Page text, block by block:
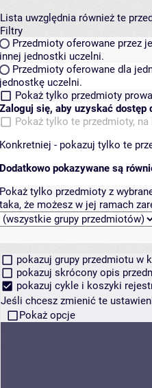
Lista uwzględnia również te
Filtry
Przedmioty oferowane przez
innej jednostki uczelni.
Przedmioty oferowane dla
jednostkę uczelni.
Pokaż tylko przedmioty
Zaloguj się, aby uzyskać dostęp
Pokaż tylko te przedmioty,
Konkretniej - pokazuj tylko te
Dodatkowo pokazywane są
Pokaż tylko przedmioty z
taka, że możesz w jej ramach
pokazuj grupy przedmiotu w
pokazuj skrócony opis
pokazuj cykle i koszyki
Jeśli chcesz zmienić te
Pokaż opcje